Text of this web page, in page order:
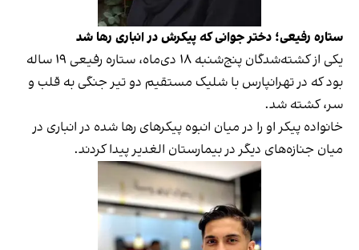
ستاره رفیعی؛ دختر جوانی که پیکرش در انباری رها شد
یکی از کشته‌شدگان پنج‌شنبه ۱۸ دی‌ماه، ستاره رفیعی ۱۹ ساله
بود که در تهرانپارس با شلیک مستقیم دو تیر جنگی به قلب و
سر، کشته شد.
خانواده پیکر او را در میان انبوه پیکرهای رها شده در انباری در
میان جنازه‌های دیگر در بیمارستان الغدیر پیدا کردند.